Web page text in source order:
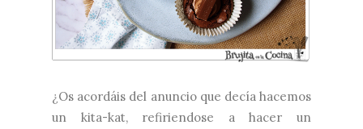
¿Os acordáis del anuncio que decía hacemos
un kita-kat, refiriendose a hacer un